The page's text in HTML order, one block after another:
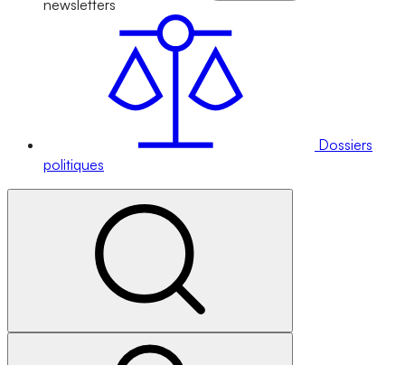
newsletters
Dossiers
politiques